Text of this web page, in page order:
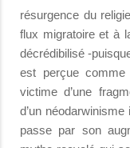
résurgence du
flux migratoire et à
décrédibilisé -
est perçue
victime d’une
d’un néodarwinisme
passe par son